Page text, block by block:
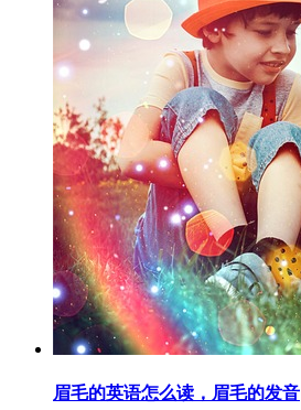
眉毛的英语怎么读，眉毛的发音